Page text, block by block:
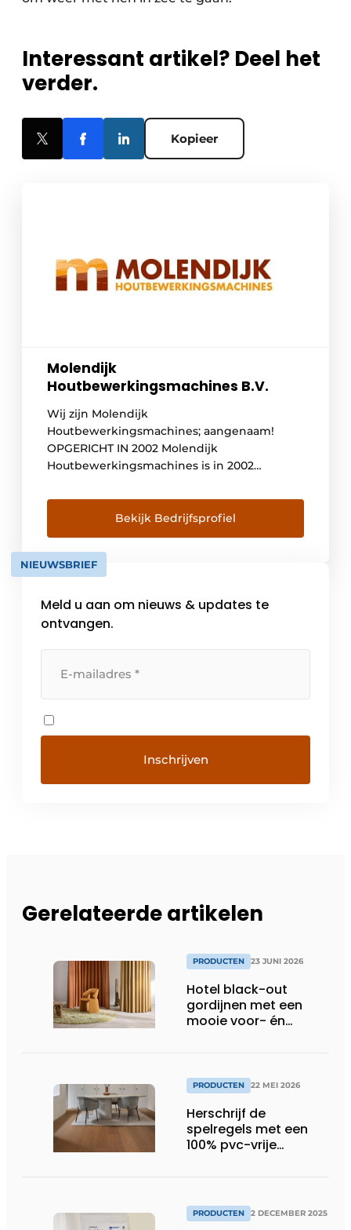
Interessant artikel? Deel het
verder.
Kopieer
Molendijk
Houtbewerkingsmachines B.V.
Wij zijn Molendijk
Houtbewerkingsmachines; aangenaam!
OPGERICHT IN 2002 Molendijk
Houtbewerkingsmachines is in 2002
gemotiveerde en servicegerichte
werknemers is Molendijk
Houtbewerkingsmachines nu, zo’n twintig
jaar later, uitgegroeid tot dé specialist op het
gebied van advies, verkoop en onderhoud
wat we voor U kunnen betekenen? DE
LEVERANCIER VAN […]
Bekijk Bedrijfsprofiel
NIEUWSBRIEF
Meld u aan om nieuws & updates te
ontvangen.
Gerelateerde artikelen
PRODUCTEN 23 JUNI 2026
Hotel black-out
gordijnen met een
mooie voor- én
PRODUCTEN 22 MEI 2026
Herschrijf de
spelregels met een
100% pvc-vrije
PRODUCTEN 2 DECEMBER 2025